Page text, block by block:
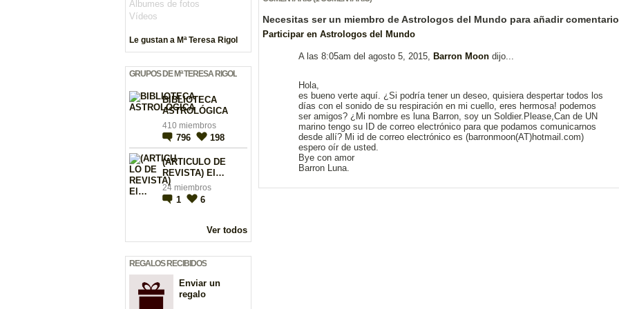
Álbumes de fotos
Vídeos
Le gustan a Mª Teresa Rigol
GRUPOS DE Mª TERESA RIGOL
BIBLIOTECA
ASTROLÓGICA
410 miembros
796 198
(ARTICULO DE
REVISTA) El…
24 miembros
1 6
Ver todos
REGALOS RECIBIDOS
Enviar un
regalo
Necesitas ser un miembro de Astrologos del Mundo para añadir
Participar en Astrologos del Mundo
A las 8:05am del agosto 5, 2015, Barron Moon dijo...
Hola,
es bueno verte aquí. ¿Si podría tener un deseo, quisiera despertar todos los
días con el sonido de su respiración en mi cuello, eres hermosa! podemos
ser amigos? ¿Mi nombre es luna Barron, soy un Soldier.Please,Can de UN
marino tengo su ID de correo electrónico para que podamos comunicarnos
desde allí? Mi id de correo electrónico es (barronmoon(AT)hotmail.com)
espero oír de usted.
Bye con amor
Barron Luna.